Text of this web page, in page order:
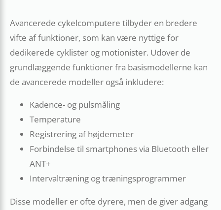
Avancerede cykelcomputere tilbyder en bredere
vifte af funktioner, som kan være nyttige for
dedikerede cyklister og motionister. Udover de
grundlæggende funktioner fra basismodellerne kan
de avancerede modeller også inkludere:
Kadence- og pulsmåling
Temperature
Registrering af højdemeter
Forbindelse til smartphones via Bluetooth eller
ANT+
Intervaltræning og træningsprogrammer
Disse modeller er ofte dyrere, men de giver adgang